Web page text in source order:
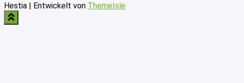
Hestia | Entwickelt von ThemeIsle